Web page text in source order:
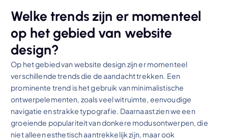
Welke trends zijn er momenteel
op het gebied van website
design?
Op het gebied van website design zijn er momenteel
verschillende trends die de aandacht trekken. Een
prominente trend is het gebruik van minimalistische
ontwerpelementen, zoals veel witruimte, eenvoudige
navigatie en strakke typografie. Daarnaast zien we een
groeiende populariteit van donkere modusontwerpen, die
niet alleen esthetisch aantrekkelijk zijn, maar ook